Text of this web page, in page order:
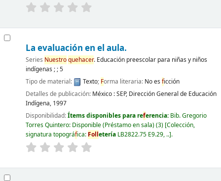
La evaluación en el aula.
Series Nuestroquehacer. Educación preescolar para niñas y niños
indígenas ; ; 5
Tipo de material:
Texto; Forma literaria: No es ficción
Detalles de publicación: México :SEP, Dirección General de Educación
Indígena, 1997
Disponibilidad:Ítems disponibles para referencia: Bib. Gregorio
Torres Quintero: Disponible (Préstamo en sala)(3) Colección,
signatura topográfica: Folletería LB2822.75 E9.29, .. .